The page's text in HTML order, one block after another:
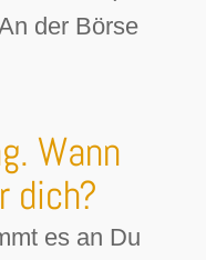
der Börse
Wann
dich?
es an Du